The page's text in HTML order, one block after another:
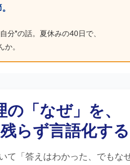
分"の話。夏休みの40日で、
。
の「なぜ」を、
らず言語化する
て「答えはわかった、でもな